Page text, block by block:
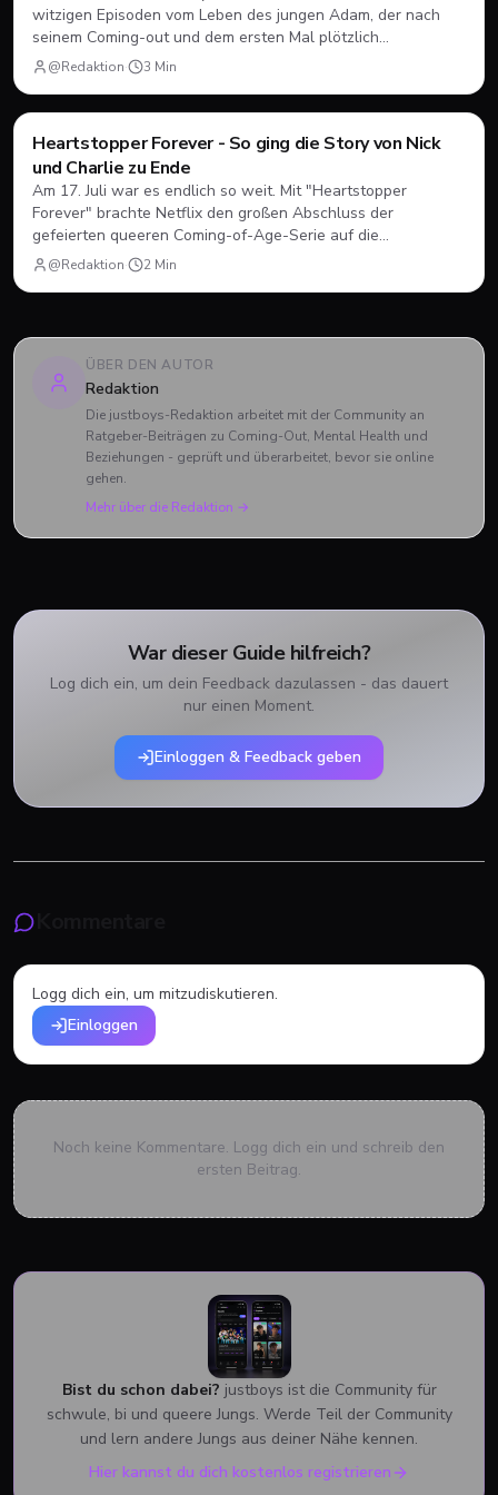
witzigen Episoden vom Leben des jungen Adam, der nach
seinem Coming-out und dem ersten Mal plötzlich
herausfinden muss, wie Dating, Freundschaft und Familie
unter neuen Vorzeichen funktionieren.
@Redaktion· 3 Min
Filme & Serien
Heartstopper Forever - So ging die Story von Nick
und Charlie zu Ende
Am 17. Juli war es endlich so weit. Mit "Heartstopper
Forever" brachte Netflix den großen Abschluss der
gefeierten queeren Coming-of-Age-Serie auf die
Bildschirme. Statt einer vierten Staffel gab es diesmal einen
abendfüllenden Spielfilm. Wir blicken zurück, wie sich Nick
@Redaktion· 2 Min
ÜBER DEN AUTOR
Redaktion
Die justboys-Redaktion arbeitet mit der Community an
Ratgeber-Beiträgen zu Coming-Out, Mental Health und
Beziehungen - geprüft und überarbeitet, bevor sie online
gehen.
Mehr über die Redaktion →
War dieser Guide hilfreich?
Log dich ein, um dein Feedback dazulassen - das dauert
nur einen Moment.
Einloggen & Feedback geben
Logg dich ein, um mitzudiskutieren.
Einloggen
Noch keine Kommentare. Logg dich ein und schreib den
ersten Beitrag.
Bist du schon dabei? justboys ist die Community für
schwule, bi und queere Jungs. Werde Teil der Community
und lern andere Jungs aus deiner Nähe kennen.
Hier kannst du dich kostenlos registrieren